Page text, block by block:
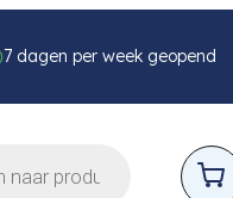
7 dagen per week geopend